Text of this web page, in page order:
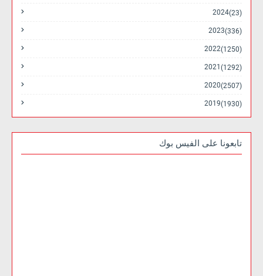
2024 (23)
2023 (336)
2022 (1250)
2021 (1292)
2020 (2507)
2019 (1930)
تابعونا على الفيس بوك